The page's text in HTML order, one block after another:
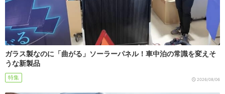
ガラス製なのに「曲がる」ソーラーパネル！車中泊の常識を変えそ
うな新製品
特集 2026/08/06